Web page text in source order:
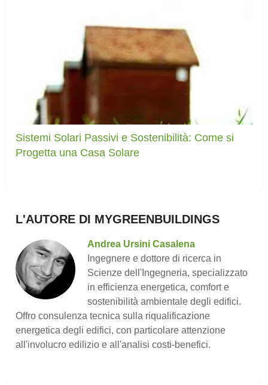
Sistemi Solari Passivi e Sostenibilità: Come si
Progetta una Casa Solare
L'AUTORE DI MYGREENBUILDINGS
Andrea Ursini Casalena
Ingegnere e dottore di ricerca in
Scienze dell'Ingegneria, specializzato
in efficienza energetica, comfort e
sostenibilità ambientale degli edifici.
Offro consulenza tecnica sulla riqualificazione
energetica degli edifici, con particolare attenzione
all'involucro edilizio e all'analisi costi-benefici.